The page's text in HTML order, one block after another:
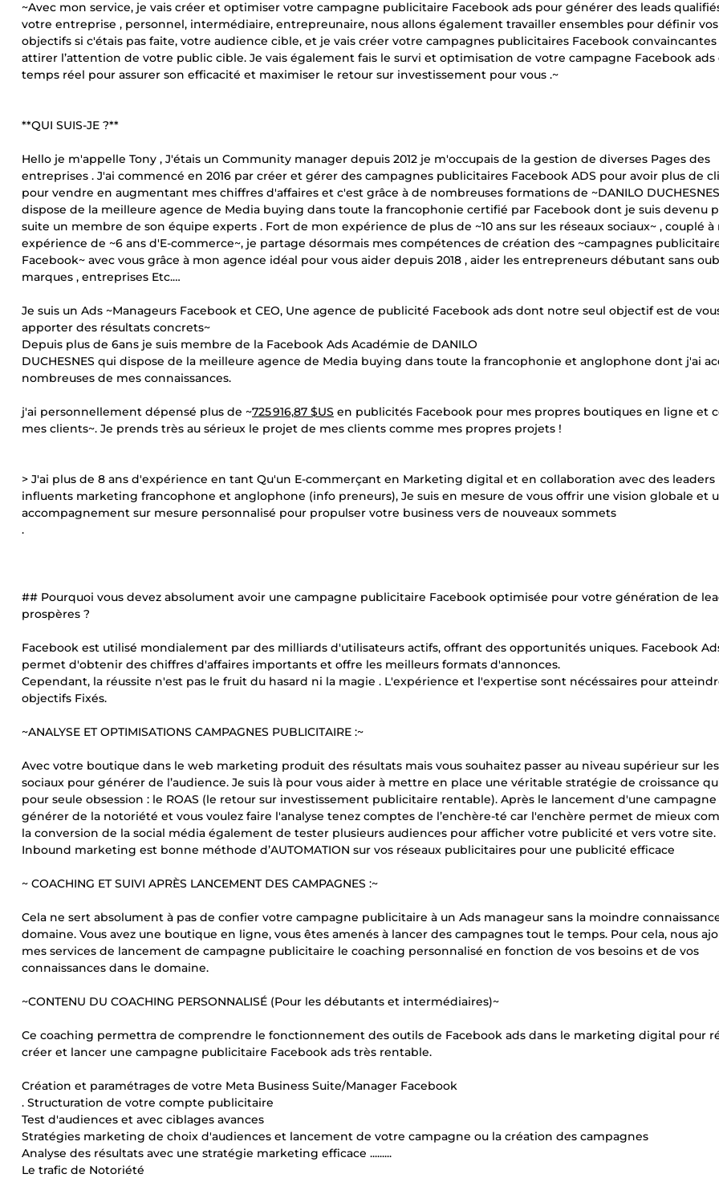
~Avec mon service, je vais créer et optimiser votre campagne publicitaire Facebook ads pour générer des leads
votre entreprise , personnel, intermédiaire, entrepreunaire, nous allons également travailler ensembles pour définir vos
objectifs si c'étais pas faite, votre audience cible, et je vais créer votre campagnes publicitaires Facebook
attirer l’attention de votre public cible. Je vais également fais le survi et optimisation de votre campagne Facebook ads
temps réel pour assurer son efficacité et maximiser le retour sur investissement pour vous .~
**QUI SUIS-JE ?**
Hello je m'appelle Tony , J'étais un Community manager depuis 2012 je m'occupais de la gestion de diverses Pages des
entreprises . J'ai commencé en 2016 par créer et gérer des campagnes publicitaires Facebook ADS pour avoir plus de
pour vendre en augmentant mes chiffres d'affaires et c'est grâce à de nombreuses formations de ~DANILO
dispose de la meilleure agence de Media buying dans toute la francophonie certifié par Facebook dont je suis devenu
suite un membre de son équipe experts . Fort de mon expérience de plus de ~10 ans sur les réseaux sociaux~ , couplé à
expérience de ~6 ans d'E-commerce~, je partage désormais mes compétences de création des ~campagnes
Facebook~ avec vous grâce à mon agence idéal pour vous aider depuis 2018 , aider les entrepreneurs débutant sans
marques , entreprises Etc.…
Je suis un Ads ~Manageurs Facebook et CEO, Une agence de publicité Facebook ads dont notre seul objectif est de
apporter des résultats concrets~
Depuis plus de 6ans je suis membre de la Facebook Ads Académie de DANILO
DUCHESNES qui dispose de la meilleure agence de Media buying dans toute la francophonie et anglophone dont j'ai
nombreuses de mes connaissances.
j'ai personnellement dépensé plus de ~725 916,87 $US en publicités Facebook pour mes propres boutiques en ligne et
mes clients~. Je prends très au sérieux le projet de mes clients comme mes propres projets !
> J'ai plus de 8 ans d'expérience en tant Qu'un E-commerçant en Marketing digital et en collaboration avec des leaders
influents marketing francophone et anglophone (info preneurs), Je suis en mesure de vous offrir une vision globale et
accompagnement sur mesure personnalisé pour propulser votre business vers de nouveaux sommets
.
## Pourquoi vous devez absolument avoir une campagne publicitaire Facebook optimisée pour votre génération de
prospères ?
Facebook est utilisé mondialement par des milliards d'utilisateurs actifs, offrant des opportunités uniques. Facebook
permet d'obtenir des chiffres d'affaires importants et offre les meilleurs formats d'annonces.
Cependant, la réussite n'est pas le fruit du hasard ni la magie . L'expérience et l'expertise sont nécéssaires pour
objectifs Fixés.
~ANALYSE ET OPTIMISATIONS CAMPAGNES PUBLICITAIRE :~
Avec votre boutique dans le web marketing produit des résultats mais vous souhaitez passer au niveau supérieur sur
sociaux pour générer de l’audience. Je suis là pour vous aider à mettre en place une véritable stratégie de croissance
pour seule obsession : le ROAS (le retour sur investissement publicitaire rentable). Après le lancement d'une campagne
générer de la notoriété et vous voulez faire l'analyse tenez comptes de l’enchère-té car l'enchère permet de mieux
la conversion de la social média également de tester plusieurs audiences pour afficher votre publicité et vers votre site.
Inbound marketing est bonne méthode d’AUTOMATION sur vos réseaux publicitaires pour une publicité efficace
~ COACHING ET SUIVI APRÈS LANCEMENT DES CAMPAGNES :~
Cela ne sert absolument à pas de confier votre campagne publicitaire à un Ads manageur sans la moindre
domaine. Vous avez une boutique en ligne, vous êtes amenés à lancer des campagnes tout le temps. Pour cela, nous
mes services de lancement de campagne publicitaire le coaching personnalisé en fonction de vos besoins et de vos
connaissances dans le domaine.
~CONTENU DU COACHING PERSONNALISÉ (Pour les débutants et intermédiaires)~
Ce coaching permettra de comprendre le fonctionnement des outils de Facebook ads dans le marketing digital pour
créer et lancer une campagne publicitaire Facebook ads très rentable.
Création et paramétrages de votre Meta Business Suite/Manager Facebook
. Structuration de votre compte publicitaire
Test d'audiences et avec ciblages avances
Stratégies marketing de choix d'audiences et lancement de votre campagne ou la création des campagnes
Analyse des résultats avec une stratégie marketing efficace .........
Le trafic de Notoriété